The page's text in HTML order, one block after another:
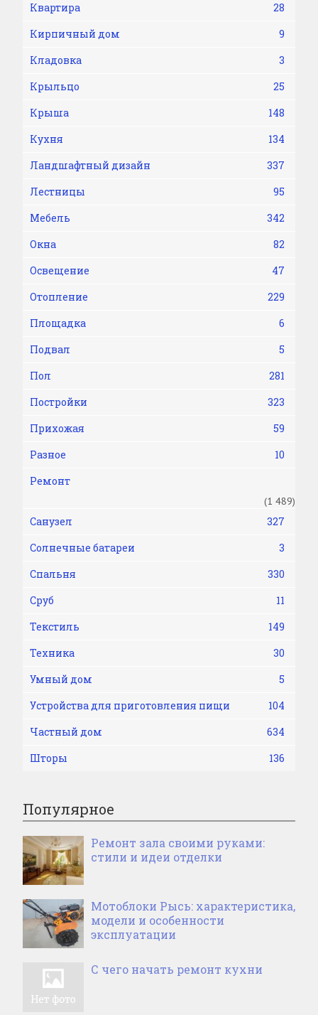
Квартира
28
Кирпичный дом
9
Кладовка
3
Крыльцо
25
Крыша
148
Кухня
134
Ландшафтный дизайн
337
Лестницы
95
Мебель
342
Окна
82
Освещение
47
Отопление
229
Площадка
6
Подвал
5
Пол
281
Постройки
323
Прихожая
59
Разное
10
Ремонт
(1 489)
Санузел
327
Солнечные батареи
3
Спальня
330
Сруб
11
Текстиль
149
Техника
30
Умный дом
5
Устройства для приготовления пищи
104
Частный дом
634
Шторы
136
Популярное
Ремонт зала своими руками:
стили и идеи отделки
Мотоблоки Рысь: характеристика,
модели и особенности
эксплуатации
С чего начать ремонт кухни